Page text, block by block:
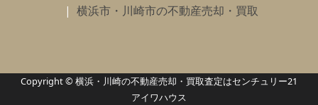
横浜市・川崎市の不動産売却・買取
Copyright © 横浜・川崎の不動産売却・買取査定はセンチュリー21
アイワハウス